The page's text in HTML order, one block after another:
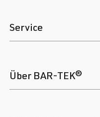
Service
Über BAR-TEK®